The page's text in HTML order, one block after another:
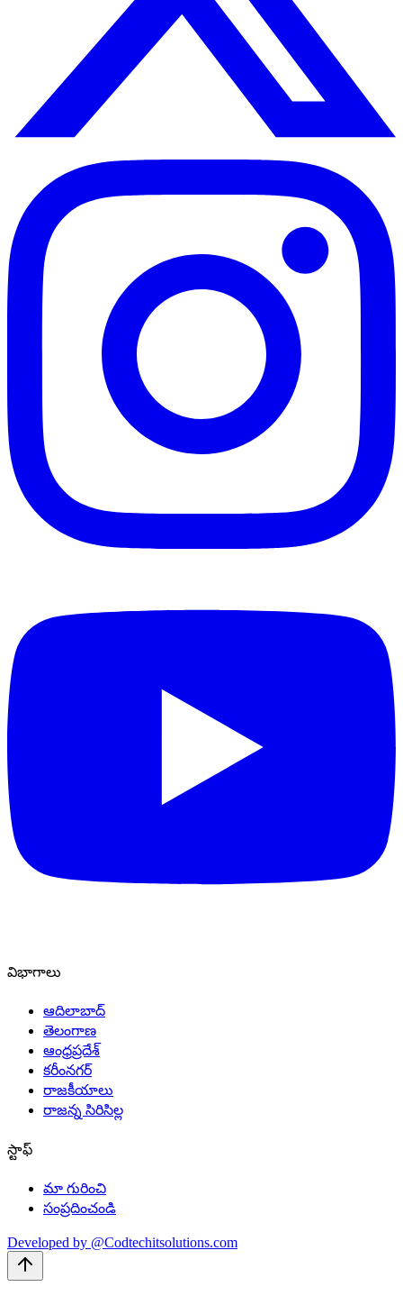
విభాగాలు
ఆదిలాబాద్
తెలంగాణ
ఆంధ్రప్రదేశ్
కరీంనగర్
రాజకీయాలు
రాజన్న సిరిసిల్ల
స్టాఫ్
మా గురించి
సంప్రదించండి
Developed by @Codtechitsolutions.com